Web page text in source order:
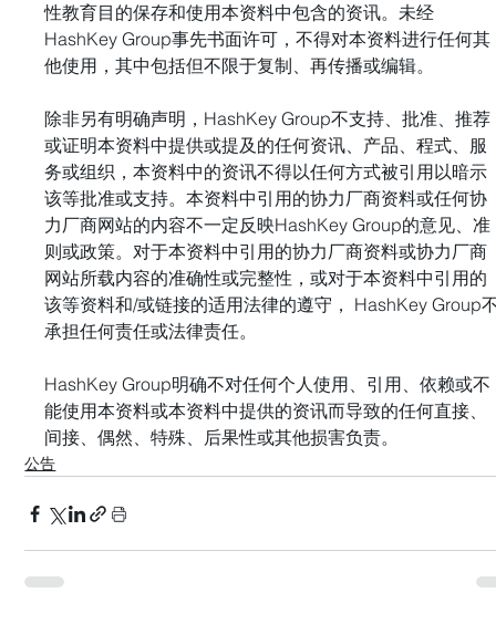
性教育目的保存和使用本资料中包含的资讯。未经
HashKey Group事先书面许可，不得对本资料进行任何其
他使用，其中包括但不限于复制、再传播或编辑。
除非另有明确声明，HashKey Group不支持、批准、推荐
或证明本资料中提供或提及的任何资讯、产品、程式、服
务或组织，本资料中的资讯不得以任何方式被引用以暗示
该等批准或支持。本资料中引用的协力厂商资料或任何协
力厂商网站的内容不一定反映HashKey Group的意见、准
则或政策。对于本资料中引用的协力厂商资料或协力厂商
网站所载内容的准确性或完整性，或对于本资料中引用的
该等资料和/或链接的适用法律的遵守， HashKey Group
承担任何责任或法律责任。
HashKey Group明确不对任何个人使用、引用、依赖或不
能使用本资料或本资料中提供的资讯而导致的任何直接、
间接、偶然、特殊、后果性或其他损害负责。
公告